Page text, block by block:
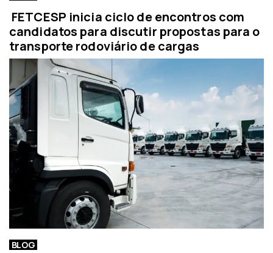
FETCESP inicia ciclo de encontros com
candidatos para discutir propostas para o
transporte rodoviário de cargas
BLOG